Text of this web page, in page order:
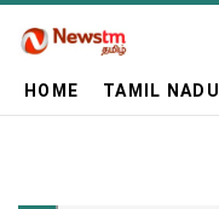
HOME TAMIL NADU